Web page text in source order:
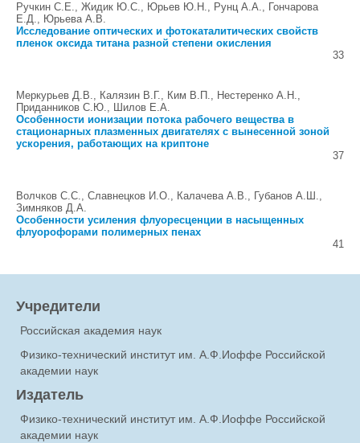
Ручкин С.Е., Жидик Ю.С., Юрьев Ю.Н., Рунц А.А., Гончарова
Е.Д., Юрьева А.В.
Исследование оптических и фотокаталитических свойств
пленок оксида титана разной степени окисления
33
Меркурьев Д.В., Калязин В.Г., Ким В.П., Нестеренко А.Н.,
Приданников С.Ю., Шилов Е.А.
Особенности ионизации потока рабочего вещества в
стационарных плазменных двигателях с вынесенной зоной
ускорения, работающих на криптоне
37
Волчков С.С., Славнецков И.О., Калачева A.В., Губанов А.Ш.,
Зимняков Д.А.
Особенности усиления флуоресценции в насыщенных
флуорофорами полимерных пенах
41
Учредители
Российская академия наук
Физико-технический институт им. А.Ф.Иоффе Российской
академии наук
Издатель
Физико-технический институт им. А.Ф.Иоффе Российской
академии наук